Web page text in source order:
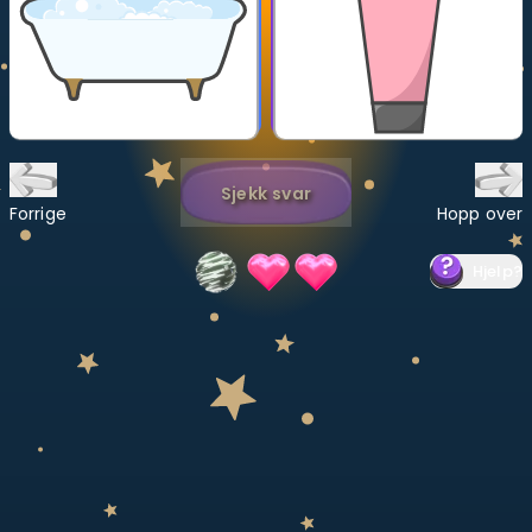
Bestill privatundervisning
LÆREPLAN
Velg læreplan
Logg inn
Forrige
Sjekk svar
Hopp over
?